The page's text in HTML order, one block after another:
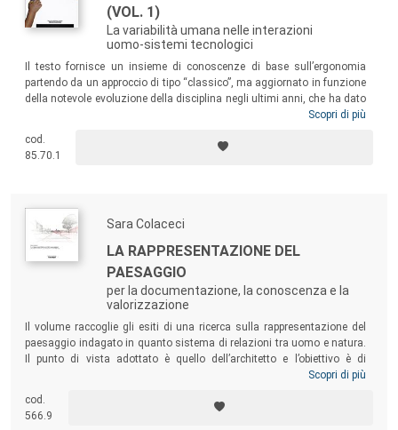
(VOL. 1)
La variabilità umana nelle interazioni
uomo-sistemi tecnologici
Il testo fornisce un insieme di conoscenze di base sull’ergonomia
partendo da un approccio di tipo “classico”, ma aggiornato in funzione
della notevole evoluzione della disciplina negli ultimi anni, che ha dato
vita a una cultura progettuale centrata sull’utente e finalizzata al
tutte le persone professionalmente impegnate nella progettazione di
sistemi di lavoro e di vita, interessate ai vari aspetti dell’interazione
Scopri di più
cod.
85.70.1
Sara Colaceci
LA RAPPRESENTAZIONE DEL
PAESAGGIO
per la documentazione, la conoscenza e la
valorizzazione
Il volume raccoglie gli esiti di una ricerca sulla rappresentazione del
paesaggio indagato in quanto sistema di relazioni tra uomo e natura.
Il punto di vista adottato è quello dell’architetto e l’obiettivo è di
sondare le potenzialità della disciplina del Disegno quale mezzo per
attraverso una narrazione densa e sapiente. Il libro vuole ribadire la
centralità della conoscenza e della documentazione anche nell’ambito
Scopri di più
cod.
566.9